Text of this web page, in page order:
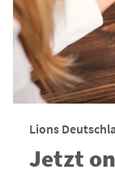
Lions
Jetzt